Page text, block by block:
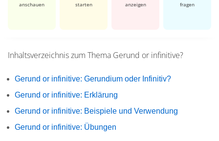
anschauen starten anzeigen fragen
Inhaltsverzeichnis zum Thema Gerund or infinitive?
Gerund or infinitive: Gerundium oder Infinitiv?
Gerund or infinitive: Erklärung
Gerund or infinitive: Beispiele und Verwendung
Gerund or infinitive: Übungen